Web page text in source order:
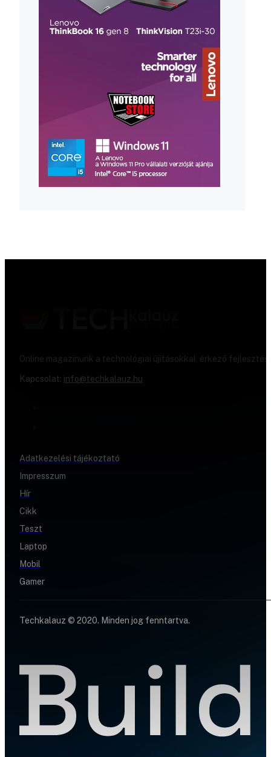
Online magazinunk a technológiai újításokkal, érkező
Kapcsolat: info@techkalauz.hu
Adatkezelési tájékoztató
Impresszum
Hír
Cikk
Teszt
Laptop
Mobil
Gamer
Techkalauz © 2020. Minden jog fenntartva.